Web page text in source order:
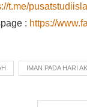
t.me/
: https://
IMAN PADA HARI